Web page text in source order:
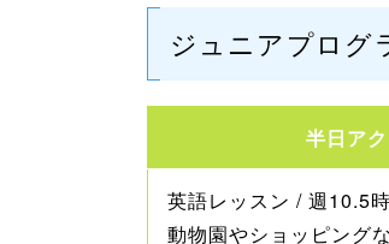
ジュニアプログ
半日ア
英語レッスン / 週10.5
動物園やショッピング